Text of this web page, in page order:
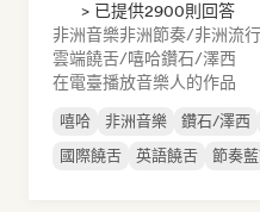
> 已提供2900則回答
非洲音樂非洲節奏/非洲流行
雲端饒舌/嘻哈鑽石/澤西
在電臺播放音樂人的作品
嘻哈 非洲音樂 鑽石/澤西
國際饒舌
英語饒舌 節奏